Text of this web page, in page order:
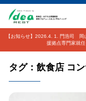
【お知らせ】2026.4. 1. 門浩司
援拠点専門家就
タグ：飲食店 コ